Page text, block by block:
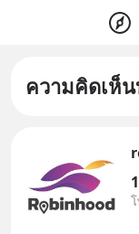
ความคิดเห็